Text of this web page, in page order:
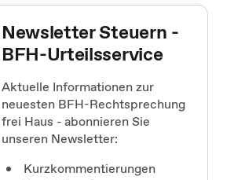
Newsletter Steuern -
BFH-Urteilsservice
Aktuelle Informationen zur
neuesten BFH-Rechtsprechung
frei Haus - abonnieren Sie
unseren Newsletter:
Kurzkommentierungen